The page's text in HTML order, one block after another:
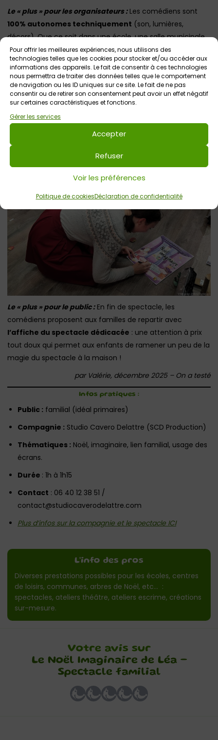
Pour offrir les meilleures expériences, nous utilisons des
technologies telles que les cookies pour stocker et/ou accéder aux
informations des appareils. Le fait de consentir à ces technologies
nous permettra de traiter des données telles que le comportement
de navigation ou les ID uniques sur ce site. Le fait de ne pas
consentir ou de retirer son consentement peut avoir un effet négatif
sur certaines caractéristiques et fonctions.
Gérer les services
Accepter
Refuser
Voir les préférences
Politique de cookiesDéclaration de confidentialité
Le « plus » pour les organisateurs :Les comédiens sont
100% autonomes techniquement (son, lumières,
décors). Que ce soit dans une école, une salle municipale
ou un théâtre, le spectacle s’adapte partout avec une
grande facilité !
Le « plus » pour le public :En fin de spectacle, les
comédiens proposent aux familles de repartir avec
l’affiche du spectacle dédicacée : une attention à prix
tout doux qui permet aux enfants de ramener un peu de la
magie du spectacle à la maison !
par Valérie, décembre 2025 – On a testé
Infos pratiques :
Public : familial (idéal primaires)
Compagnie : Studio Cavero Delattre (SCD Production)
Thématiques : Noël, imaginaire, lien familial, usage des
écrans.
Durée : 1h à 1h15
Contact : 06 40 12 38 51 /
contact@studiocaverodelattre.com
Plus d’infos sur la compagnie et le spectacle ICI
L'info des pros
Diverses prestations possibles pour les écoles, centres
de loisirs, communes, arbres de Noël, etc… :
spectacles, ateliers théâtre, ateliers escrime, créations
sur-mesure.
Votre avis sur
Le Noël Imaginaire de Léa –
Spectacle familial